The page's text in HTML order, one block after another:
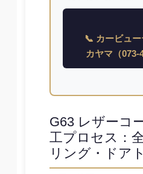
📞 カービュ
カヤマ（073-
G63 レザーコ
工プロセス：
リング・ドア